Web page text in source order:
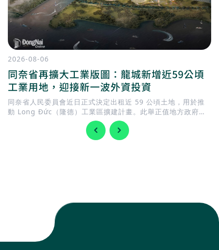
2026-08-06
同奈省再擴大工業版圖：龍城新增近59公頃
工業用地，迎接新一波外資投資
同奈省人民委員會近日正式決定出租近 59 公頃土地，用於推
動 Long Đức（隆德）工業區擴建計畫。此舉正值地方政府加
快完善基礎建設，迎接 隆城國際機場 即將投入營運，同時持續
擴充工業用地，以滿足國內外企業日益增加的投資需求。